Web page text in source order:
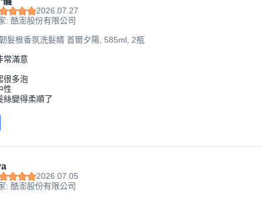
2026.07.27
: 酷澎股份有限公司
髮根香氛洗髮精 首爾夕陽, 585ml, 2瓶
常滿意
很多泡
性
絲變得柔順了
2026.07.05
: 酷澎股份有限公司